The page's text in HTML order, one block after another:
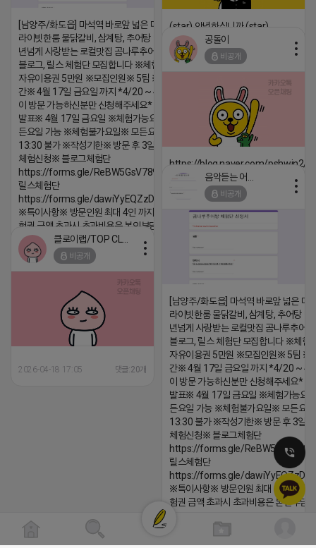
[남양주/화도읍] 마석역 바로앞 넓은 매장과, 프
라이빗한룸 물닭갈비, 삼계탕, 추어탕 맛집 10
년넘게 사랑받는 로컬맛집 곰나루추어탕에서
블로그, 릴스 체험단 모집합니다 ※체험메뉴※
자유이용권 5만원 ※모집인원※ 5팀 ※모집기
간※ 4월 17일 금요일 까지 *4/20 ~ 4/26 사
이 방문 가능하신분만 신청해주세요* ※체험단
발표※ 4월 17일 금요일 ※체험가능요일※ 모
든요일 가능 ※체험불가요일※ 모든요일 12 ~
13:30 불가 ※작성기한※ 방문 후 3일 이내 ※
체험신청※ 블로그체험단
https://forms.gle/ReBW5GsV789ur2Pz6
릴스체험단
https://forms.gle/dawiYyEQZzDdqf8W8
※특이사항※ 방문인원 최대 4인 까지 가능 체
험권 금액 초과시 초과비용은 본인부담입니다.
2026-04-18 17:13
(star) 안녕하십니까 (star)
2026-04-18 17:12
공돌이
비공개
https://blog.naver.com/pshwin2/
2026-04-18 17:12
비공개
[남양주/화도읍] 마석역 바로앞 넓은 매
라이빗한룸 물닭갈비, 삼계탕, 추어탕 맛
년넘게 사랑받는 로컬맛집 곰나루추어
블로그, 릴스 체험단 모집합니다 ※체험
자유이용권 5만원 ※모집인원※ 5팀 ※
간※ 4월 17일 금요일 까지 *4/20 ~ 4/
이 방문 가능하신분만 신청해주세요* ※
발표※ 4월 17일 금요일 ※체험가능요
든요일 가능 ※체험불가요일※ 모든요
13:30 불가 ※작성기한※ 방문 후 3일
체험신청※ 블로그체험단
https://forms.gle/
릴스체험단
https://forms.gle/
※특이사항※ 방문인원 최대 4인 까지
험권 금액 초과시 초과비용은 본인부담
2026-04-18 17:12
비공개
2026-04-18 17:05 댓글:20개